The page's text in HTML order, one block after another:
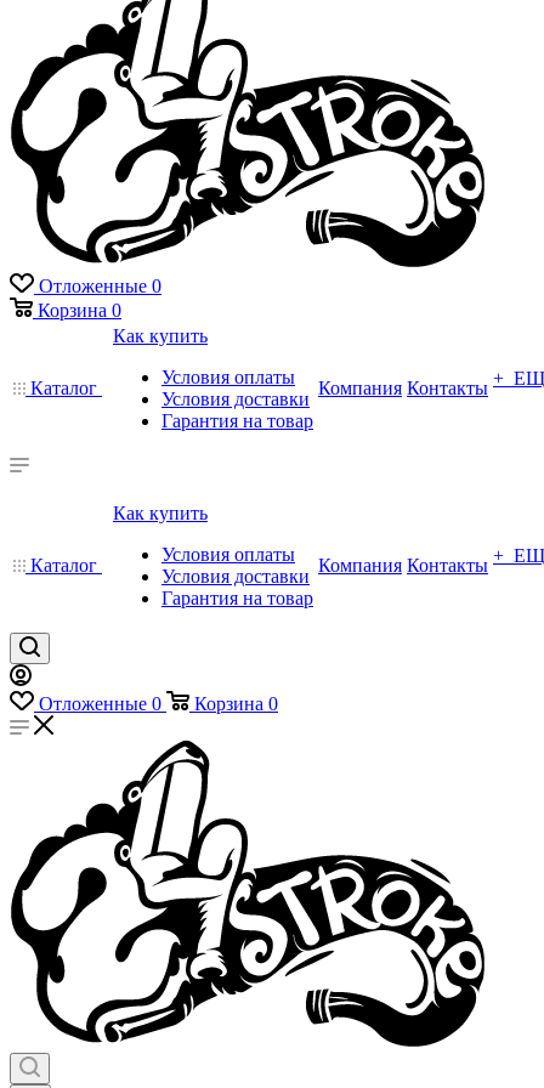
Отложенные 0
Корзина 0
Каталог
Как купить
Условия оплаты
Условия доставки
Гарантия на товар
Компания Контакты +
Каталог
Как купить
Условия оплаты
Условия доставки
Гарантия на товар
Компания Контакты +
Отложенные 0 Корзина 0